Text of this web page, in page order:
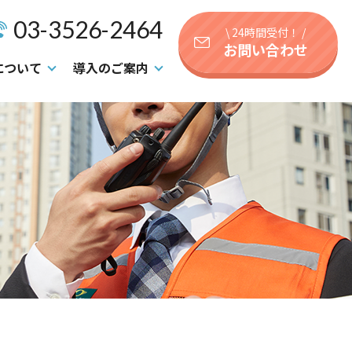
03-3526-2464
いて 導入のご案内
\ 24時間受付！ /
お問い合わせ